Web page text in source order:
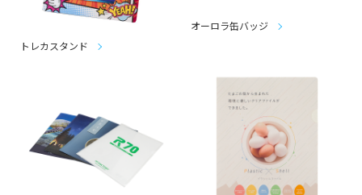
トレカスタンド
オーロラ缶バッジ